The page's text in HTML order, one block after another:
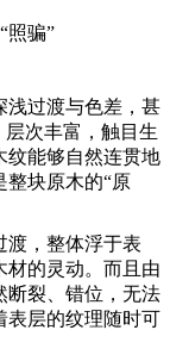
照骗”
浅过渡与色差，甚
次丰富，触目生
纹能够自然连贯地
整块原木的“原
渡，整体浮于表
材的灵动。而且由
断裂、错位，无法
表层的纹理随时可